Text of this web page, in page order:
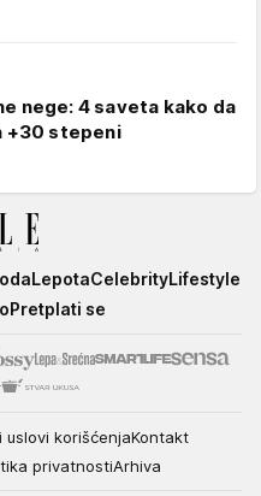
nege: 4 saveta kako da
+30 stepeni
LepotaCelebrityLifestyle
Pretplati se
uslovi korišćenjaKontakt
privatnostiArhiva